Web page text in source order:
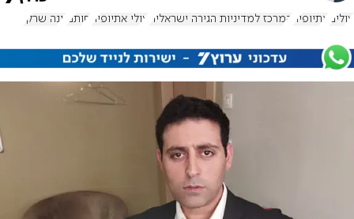
עולים אתיופיה המרכז למדיניות הגירה ישראלית עולי אתיופיה חותם יונה שרקי